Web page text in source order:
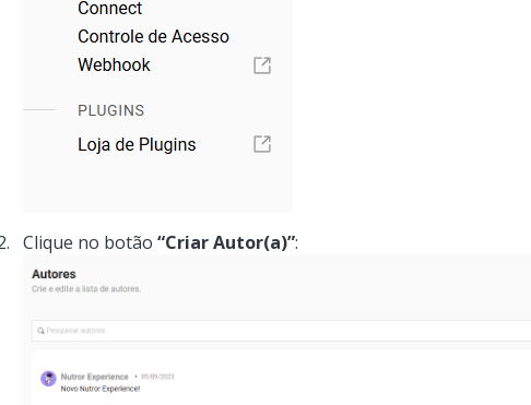
Clique no botão “Criar Autor(a)”: